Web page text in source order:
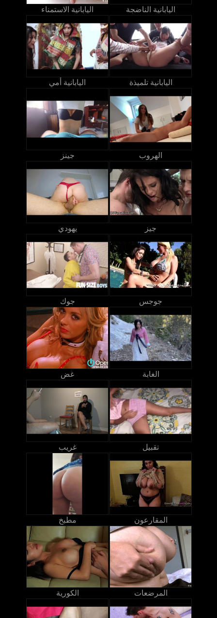
اليابانية الاستمناء اليابانية الناضجة
اليابانية أمي اليابانية تلميذة
جينز الهروب
يهودي جيز
جوك جوجس
غض الغابة
غريب تقبيل
مطبخ المقارعون
الكورية المرضعات